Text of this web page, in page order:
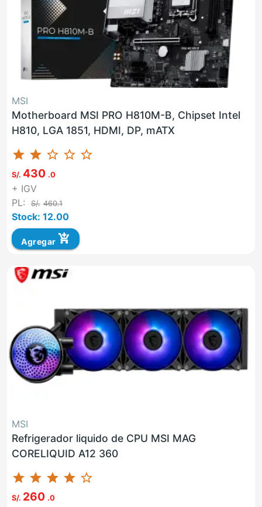
MSI
Motherboard MSI PRO H810M-B, Chipset Intel
H810, LGA 1851, HDMI, DP, mATX
star star star_border star_border star_border
S/. 430 .0
+ IGV
PL:
S/. 460.1
Stock: 12.00
Agregar add_shopping_cart
MSI
Refrigerador liquido de CPU MSI MAG
CORELIQUID A12 360
star star star star star_border
S/. 260 .0